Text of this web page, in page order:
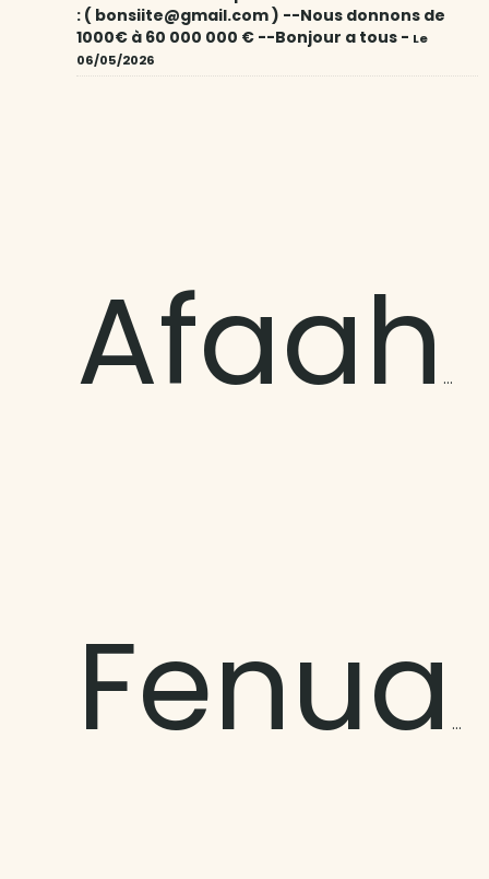
: ( bonsiite@gmail.com ) --Nous donnons de
1000€ à 60 000 000 € --Bonjour a tous - Le
06/05/2026
Afaahiti
Fenuaroa